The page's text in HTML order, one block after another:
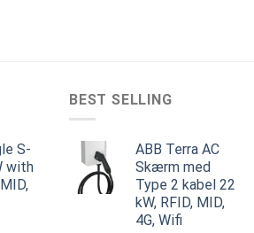
S-
with
BEST SELLING
ABB Terra AC
Skærm med
Type 2 kabel 22
kW, RFID, MID,
4G, Wifi